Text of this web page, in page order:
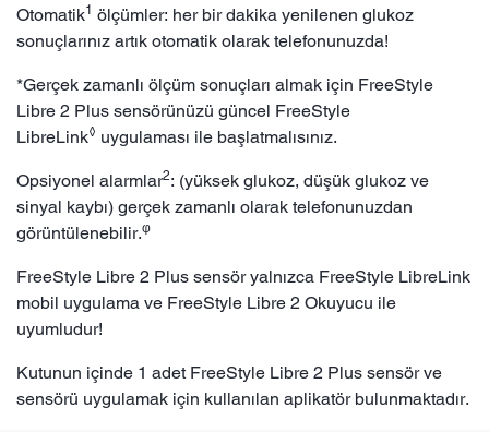
Otomatik1 ölçümler: her bir dakika yenilenen glukoz
sonuçlarınız artık otomatik olarak telefonunuzda!
*Gerçek zamanlı ölçüm sonuçları almak için FreeStyle
Libre 2 Plus sensörünüzü güncel FreeStyle
LibreLink◊ uygulaması ile başlatmalısınız.
Opsiyonel alarmlar2: (yüksek glukoz, düşük glukoz ve
sinyal kaybı) gerçek zamanlı olarak telefonunuzdan
görüntülenebilir.φ
FreeStyle Libre 2 Plus sensör yalnızca FreeStyle LibreLink
mobil uygulama ve FreeStyle Libre 2 Okuyucu ile
uyumludur!
Kutunun içinde 1 adet FreeStyle Libre 2 Plus sensör ve
sensörü uygulamak için kullanılan aplikatör bulunmaktadır.